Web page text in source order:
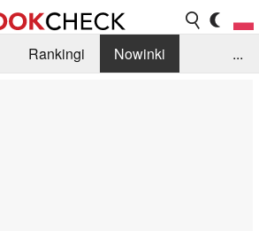
Rankingi
Nowinki
...